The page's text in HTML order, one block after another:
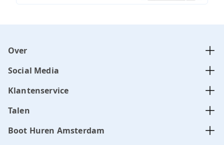
Over
Social Media
Klantenservice
Talen
Boot Huren Amsterdam